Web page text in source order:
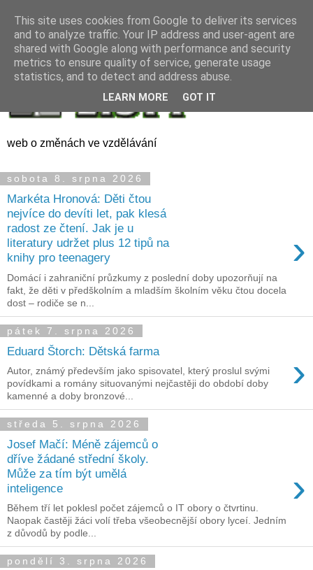
web o změnách ve vzdělávání
sobota 8. srpna 2026
Markéta Hronová: Děti čtou
nejvíce do devíti let, pak klesá
radost ze čtení. Jak je u
literatury udržet plus 12 tipů na
knihy pro teenagery
›
Domácí i zahraniční průzkumy z poslední doby upozorňují na
fakt, že děti v předškolním a mladším školním věku čtou docela
dost – rodiče se n...
pátek 7. srpna 2026
Eduard Štorch: Dětská farma ›
Autor, známý především jako spisovatel, který proslul svými
povídkami a romány situovanými nejčastěji do období doby
kamenné a doby bronzové...
středa 5. srpna 2026
Josef Mačí: Méně zájemců o
dříve žádané střední školy.
Může za tím být umělá
inteligence
›
Během tří let poklesl počet zájemců o IT obory o čtvrtinu.
Naopak častěji žáci volí třeba všeobecnější obory lyceí. Jedním
z důvodů by podle...
pondělí 3. srpna 2026
This site uses cookies from Google to deliver its services
and to analyze traffic. Your IP address and user-agent are
shared with Google along with performance and security
metrics to ensure quality of service, generate usage
statistics, and to detect and address abuse.
LEARN MORE GOT IT